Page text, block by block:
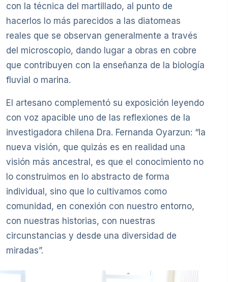
con la técnica del martillado, al punto de
hacerlos lo más parecidos a las diatomeas
reales que se observan generalmente a través
del microscopio, dando lugar a obras en cobre
que contribuyen con la enseñanza de la biología
fluvial o marina.
El artesano complementó su exposición leyendo
con voz apacible uno de las reflexiones de la
investigadora chilena Dra. Fernanda Oyarzun: “la
nueva visión, que quizás es en realidad una
visión más ancestral, es que el conocimiento no
lo construimos en lo abstracto de forma
individual, sino que lo cultivamos como
comunidad, en conexión con nuestro entorno,
con nuestras historias, con nuestras
circunstancias y desde una diversidad de
miradas”.